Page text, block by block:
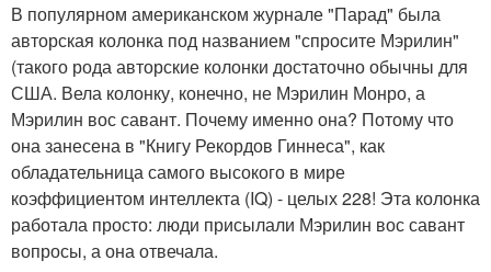
В популярном американском журнале "Парад" была
авторская колонка под названием "спросите Мэрилин"
(такого рода авторские колонки достаточно обычны для
США. Вела колонку, конечно, не Мэрилин Монро, а
Мэрилин вос савант. Почему именно она? Потому что
она занесена в "Книгу Рекордов Гиннеса", как
обладательница самого высокого в мире
коэффициентом интеллекта (IQ) - целых 228! Эта колонка
работала просто: люди присылали Мэрилин вос савант
вопросы, а она отвечала.